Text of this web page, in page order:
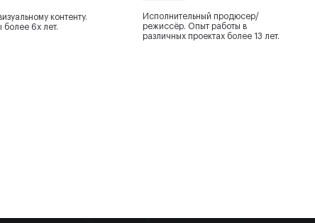
контенту.
более 6х лет.
Исполнительный продюсер/
режиссёр. Опыт работы в
различных проектах более 13 лет.